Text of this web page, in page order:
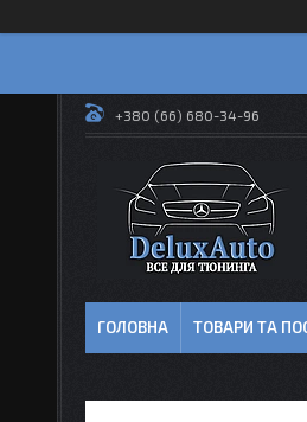
+380 (66) 680-34-96
ГОЛОВНА ТОВАРИ ТА